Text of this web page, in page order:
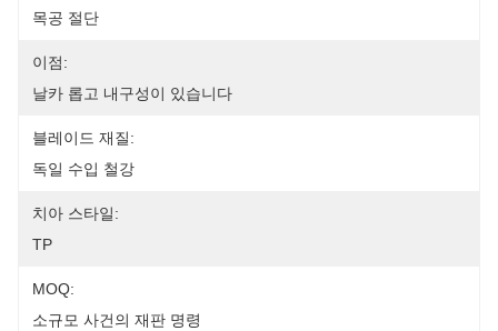
목공 절단
이점:
날카 롭고 내구성이 있습니다
블레이드 재질:
독일 수입 철강
치아 스타일:
TP
MOQ:
소규모 사건의 재판 명령